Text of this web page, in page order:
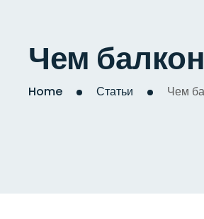
Чем
Home Статьи Чем